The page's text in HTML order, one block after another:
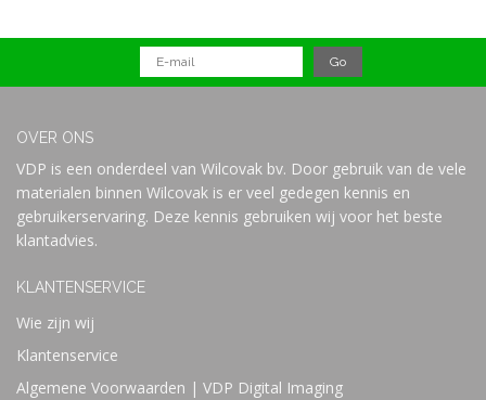
OVER ONS
VDP is een onderdeel van Wilcovak bv. Door gebruik van de vele
materialen binnen Wilcovak is er veel gedegen kennis en
gebruikerservaring. Deze kennis gebruiken wij voor het beste
klantadvies.
KLANTENSERVICE
Wie zijn wij
Klantenservice
Algemene Voorwaarden | VDP Digital Imaging